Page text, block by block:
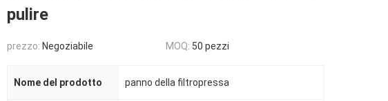
pulire
prezzo: Negoziabile MOQ: 50 pezzi
Nome del prodotto panno della filtropressa